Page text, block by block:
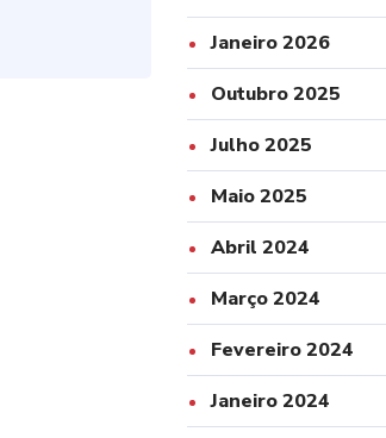
Janeiro 2026
Outubro 2025
Julho 2025
Maio 2025
Abril 2024
Março 2024
Fevereiro 2024
Janeiro 2024